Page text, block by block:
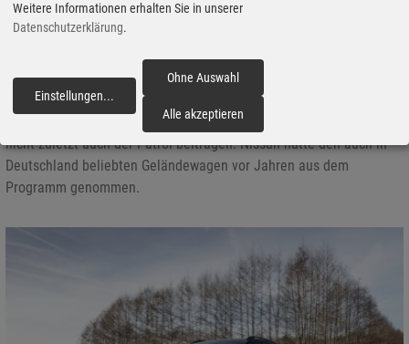
9.11.) unter anderem den Van Elgrand und den für das
Geschäftsjahr 2027 in Japan angekündigten neuen Patrol.
Erklärtes Ziel ist die Rückkehr zu einem langfristigen Wachstum.
Für seinen Heimatmarkt plant Nissan eine Überarbeitung seiner
Kernmodelle und die Expansion in neue Segmente, aber auch
global soll die Marke wieder mehr Gewicht bekommen. Dazu soll
nicht zuletzt auch der Patrol beitragen. Nissan hatte den auch in
Deutschland beliebten Geländewagen vor Jahren aus dem
Programm genommen.
Weitere Informationen erhalten Sie in unserer
Datenschutzerklärung.
Einstellungen...
Ohne Auswahl
Alle akzeptieren